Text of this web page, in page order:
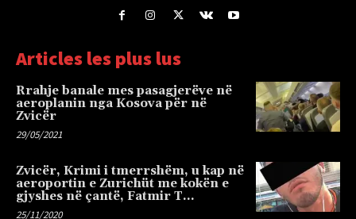
Articles les plus lus
Rrahje banale mes pasagjerëve në
aeroplanin nga Kosova për në
Zvicër
29/05/2021
Zvicër, Krimi i tmerrshëm, u kap në
aeroportin e Zurichüt me kokën e
gjyshes në çantë, Fatmir T…
25/11/2020